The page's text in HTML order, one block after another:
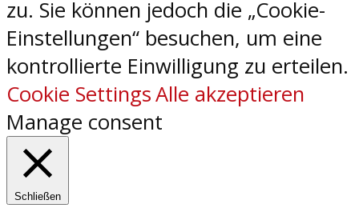
zu. Sie können jedoch die „Cookie-
Einstellungen“ besuchen, um eine
kontrollierte Einwilligung zu erteilen.
Cookie SettingsAlle akzeptieren
Manage consent
Schließen